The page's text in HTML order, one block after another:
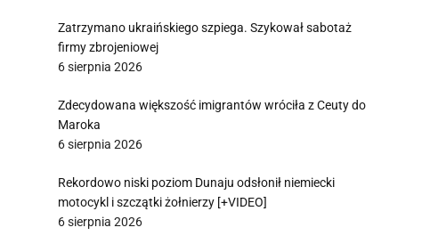
Zatrzymano ukraińskiego szpiega. Szykował sabotaż
firmy zbrojeniowej
6 sierpnia 2026
Zdecydowana większość imigrantów wróciła z Ceuty do
Maroka
6 sierpnia 2026
Rekordowo niski poziom Dunaju odsłonił niemiecki
motocykl i szczątki żołnierzy [+VIDEO]
6 sierpnia 2026